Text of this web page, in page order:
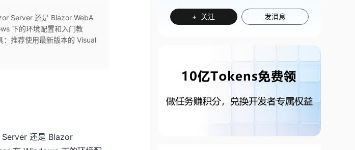
Server 还是 Blazor WebA
下的环境配置和入门教
推荐使用最新版本的 Visual
Server 还是 Blazor
+ 关注 发消息